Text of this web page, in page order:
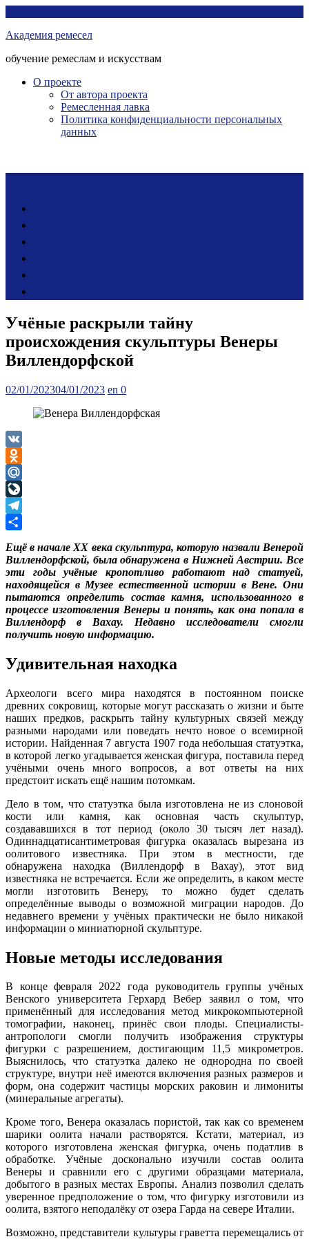
контенту
Академия ремесел
обучение ремеслам и искусствам
О проекте
От автора проекта
Ремесленная лавка
Политика конфиденциальности персональных
данных
Учёные раскрыли тайну
происхождения скульптуры Венеры
Виллендорфской
Posted
02/01/202304/01/2023Author
en 0
VK
Odnoklassniki
Mail.Ru
LiveJournal
Telegram
Ещё в начале XX века скульптура, которую назвали Венерой
Виллендорфской, была обнаружена в Нижней Австрии. Все
эти годы учёные кропотливо работают над статуей,
находящейся в Музее естественной истории в Вене. Они
пытаются определить состав камня, использованного в
процессе изготовления Венеры и понять, как она попала в
Виллендорф в Вахау. Недавно исследователи смогли
получить новую информацию.
Удивительная находка
Археологи всего мира находятся в постоянном поиске
древних сокровищ, которые могут рассказать о жизни и быте
наших предков, раскрыть тайну культурных связей между
разными народами или поведать нечто новое о всемирной
истории. Найденная 7 августа 1907 года небольшая статуэтка,
в которой легко угадывается женская фигура, поставила перед
учёными очень много вопросов, а вот ответы на них
предстоит искать ещё нашим потомкам.
Дело в том, что статуэтка была изготовлена не из слоновой
кости или камня, как основная часть скульптур,
создававшихся в тот период (около 30 тысяч лет назад).
Одиннадцатисантиметровая фигурка оказалась вырезана из
оолитового известняка. При этом в местности, где
обнаружена находка (Виллендорф в Вахау), этот вид
известняка не встречается. Если же определить, в каком месте
могли изготовить Венеру, то можно будет сделать
определённые выводы о возможной миграции народов. До
недавнего времени у учёных практически не было никакой
информации о миниатюрной скульптуре.
Новые методы исследования
В конце февраля 2022 года руководитель группы учёных
Венского университета Герхард Вебер заявил о том, что
применённый для исследования метод микрокомпьютерной
томографии, наконец, принёс свои плоды. Специалисты-
антропологи смогли получить изображения структуры
фигурки с разрешением, достигающим 11,5 микрометров.
Выяснилось, что статуэтка далеко не однородна по своей
структуре, внутри неё имеются включения разных размеров и
форм, она содержит частицы морских раковин и лимониты
(минеральные агрегаты).
Кроме того, Венера оказалась пористой, так как со временем
шарики оолита начали растворятся. Кстати, материал, из
которого изготовлена женская фигурка, очень податлив в
обработке. Учёные досконально изучили состав оолита
Венеры и сравнили его с другими образцами материала,
добытого в разных местах Европы. Анализ позволил сделать
уверенное предположение о том, что фигурку изготовили из
оолита, взятого неподалёку от озера Гарда на севере Италии.
Возможно, представители культуры граветта перемещались от